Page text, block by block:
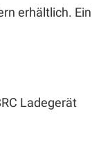
erhältlich.
Ladegerät